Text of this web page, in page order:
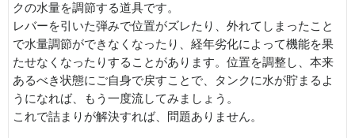
クの水量を調節する道具です。
レバーを引いた弾みで位置がズレたり、外れてしまったこと
で水量調節ができなくなったり、経年劣化によって機能を果
たせなくなったりすることがあります。位置を調整し、本来
あるべき状態にご自身で戻すことで、タンクに水が貯まるよ
うになれば、もう一度流してみましょう。
これで詰まりが解決すれば、問題ありません。